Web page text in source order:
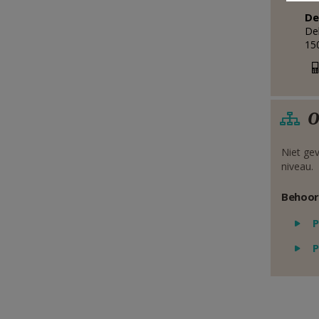
Niet
niveau.